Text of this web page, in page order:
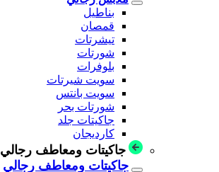
بناطيل
قمصان
تيشرتات
شورتات
بلوفرات
سويت شيرتات
سويت بانتس
شورتات بحر
جاكيتات جلد
كارديجان
جاكيتات ومعاطف رجالي
جاكيتات ومعاطف رجالي